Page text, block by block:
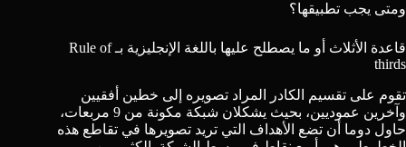
ومتى يجب تطبيقها؟
قاعدة الأثلاث أو ما يصطلح عليها باللغة الإنجليزية بـ Rule of
thirds
تقوم على تقسيم الكادر المراد تصويره إلى خطين أفقيين
وآخرين عموديين، بحيث يشكلان شبكة مكونة من 9 مربعات،
حاول دوما أن تضع الأهداف التي تريد تصويرها في تقاطع هذه